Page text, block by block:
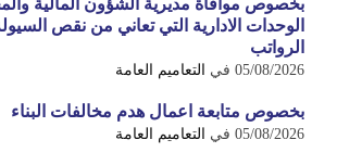
بخصوص موافاة مديرية الشؤون المالية
الوحدات الادارية التي تعاني من نقص
الرواتب
05/08/2026 في التعاميم العامة
بخصوص متابعة اعمال هدم مخالفات البناء
05/08/2026 في التعاميم العامة